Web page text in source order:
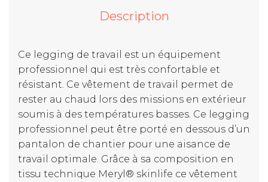
Description
Ce legging de travail est un équipement
professionnel qui est très confortable et
résistant. Ce vêtement de travail permet de
rester au chaud lors des missions en extérieur
soumis à des températures basses. Ce legging
professionnel peut être porté en dessous d’un
pantalon de chantier pour une aisance de
travail optimale. Grâce à sa composition en
tissu technique Meryl® skinlife ce vêtement